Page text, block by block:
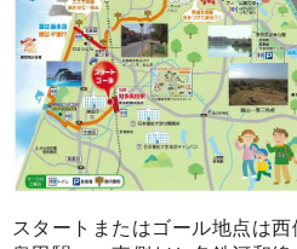
スタートまたはゴール地点は